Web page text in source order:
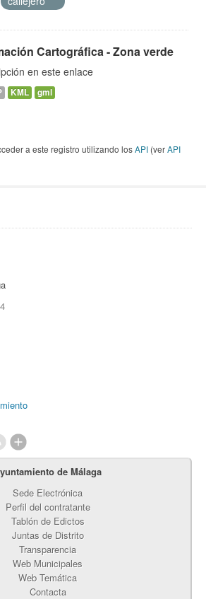
Cartográfica - Zona verde
en este enlace
KML gml
a este registro utilizando losAPI (verAPI
de Málaga
Sede Electrónica
Perfil del contratante
Tablón de Edictos
Juntas de Distrito
Transparencia
Web Municipales
Web Temática
Contacta